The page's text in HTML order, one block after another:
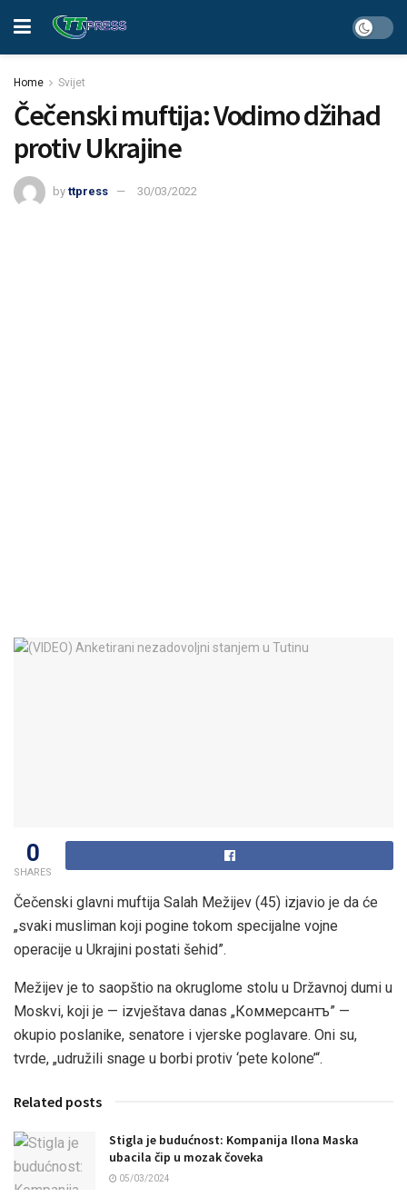
Home Svijet
Čečenski muftija: Vodimo džihad
protiv Ukrajine
by ttpress 30/03/2022
0
SHARES
Čečenski glavni muftija Salah Mežijev (45) izjavio je da će
„svaki musliman koji pogine tokom specijalne vojne
operacije u Ukrajini postati šehid”.
Mežijev je to saopštio na okruglome stolu u Državnoj dumi u
Moskvi, koji je — izvještava danas „Коммерсантъ” —
okupio poslanike, senatore i vjerske poglavare. Oni su,
tvrde, „udružili snage u borbi protiv ‘pete kolone’“.
Related posts
Stigla je budućnost: Kompanija Ilona Maska
ubacila čip u mozak čoveka
05/03/2024